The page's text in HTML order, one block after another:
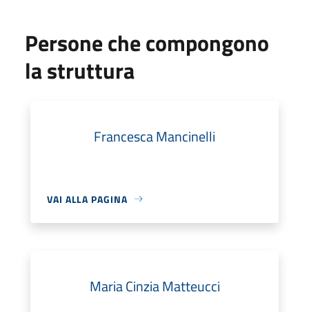
Persone che compongono
la struttura
Francesca Mancinelli
VAI ALLA PAGINA
Maria Cinzia Matteucci